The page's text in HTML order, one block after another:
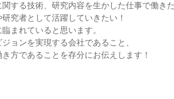
する技術、研究内容を生かした仕事で働き
究者として活躍していきたい！
まれていると思います。
ョンを実現する会社であること、
方であることを存分にお伝えします！